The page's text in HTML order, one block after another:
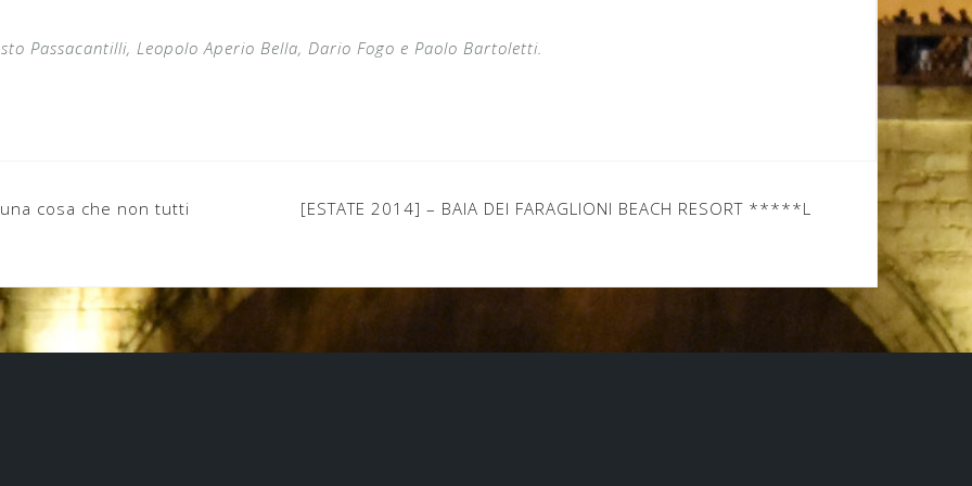
Passacantilli, Leopolo Aperio Bella, Dario Fogo e Paolo Bartoletti.
una cosa che non tutti
[ESTATE 2014] – BAIA DEI FARAGLIONI BEACH RESORT *****L